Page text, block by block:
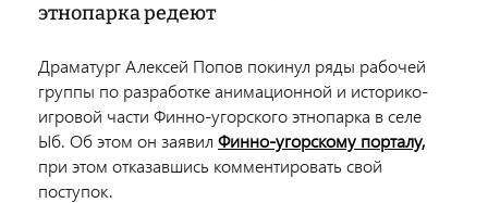
этнопарка редеют
Драматург Алексей Попов покинул ряды рабочей
группы по разработке анимационной и историко-
игровой части Финно-угорского этнопарка в селе
Ыб. Об этом он заявил Финно-угорскому порталу,
при этом отказавшись комментировать свой
поступок.